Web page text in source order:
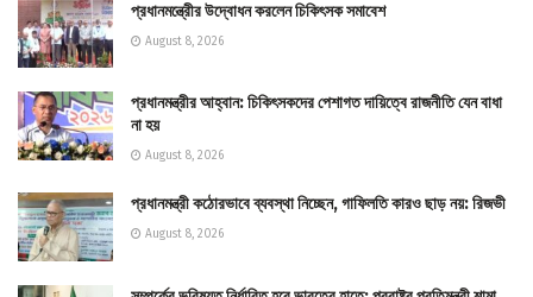
প্রধানমন্ত্রীের উদ্বোধন করলেন চিকিৎসক সমাবেশ
August 8, 2026
প্রধানমন্ত্রীর আহ্বান: চিকিৎসকদের পেশাগত দায়িত্বে রাজনীতি যেন বাধা
না হয়
August 8, 2026
প্রধানমন্ত্রী কঠোরভাবে ব্যবস্থা নিচ্ছেন, গাফিলতি কারও ছাড় নয়: রিজভী
August 8, 2026